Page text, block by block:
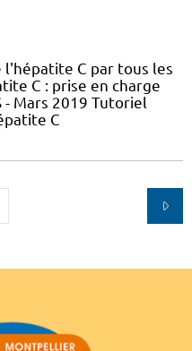
l'hépatite C par tous les
C : prise en charge
Mars 2019 Tutoriel
C